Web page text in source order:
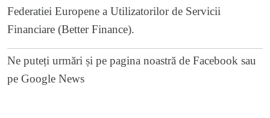
Federatiei Europene a Utilizatorilor de Servicii
Financiare (Better Finance).
Ne puteți urmări și pe pagina noastră de Facebook sau
pe Google News